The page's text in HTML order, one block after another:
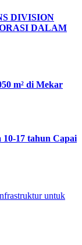
DIVISION
DALAM
m² di Mekar
17 tahun Capai
untuk